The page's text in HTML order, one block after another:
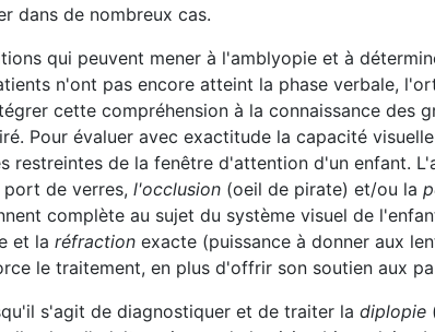
dans de nombreux cas.
qui peuvent mener à l'amblyopie et à
n'ont pas encore atteint la phase verbale,
cette compréhension à la connaissance des
Pour évaluer avec exactitude la capacité
restreintes de la fenêtre d'attention d'un enfant.
de verres, l'occlusion(oeil de pirate) et/ou la
complète au sujet du système visuel de
et la réfractionexacte (puissance à donner aux
le traitement, en plus d'offrir son soutien aux
s'agit de diagnostiquer et de traiter la diplopie